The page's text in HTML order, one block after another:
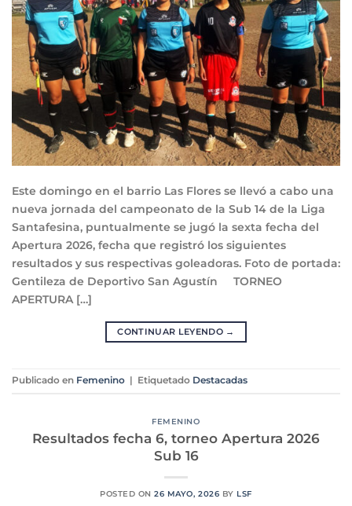
Este domingo en el barrio Las Flores se llevó a cabo una
nueva jornada del campeonato de la Sub 14 de la Liga
Santafesina, puntualmente se jugó la sexta fecha del
Apertura 2026, fecha que registró los siguientes
resultados y sus respectivas goleadoras. Foto de portada:
Gentileza de Deportivo San Agustín TORNEO
APERTURA […]
CONTINUAR LEYENDO →
Publicado en Femenino Etiquetado Destacadas
FEMENINO
Resultados fecha 6, torneo Apertura 2026
Sub 16
POSTED ON26 MAYO, 2026 BY LSF